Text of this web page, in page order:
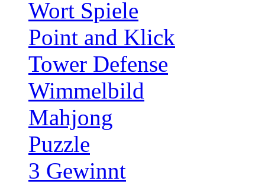
Wort Spiele
Point and Klick
Tower Defense
Wimmelbild
Mahjong
Puzzle
3 Gewinnt